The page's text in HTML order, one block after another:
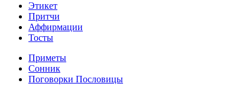
Этикет
Притчи
Аффирмации
Тосты
Приметы
Сонник
Поговорки Пословицы